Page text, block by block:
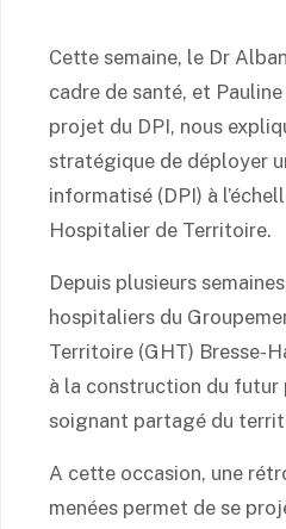
Cette semaine, le Dr
cadre de santé, et
projet du DPI, nous
stratégique de déployer
informatisé (DPI) à
Hospitalier de Territoire.
Depuis plusieurs
hospitaliers du
Territoire (GHT) Bresse-
à la construction du futur
soignant partagé du
A cette occasion, une
menées permet de se